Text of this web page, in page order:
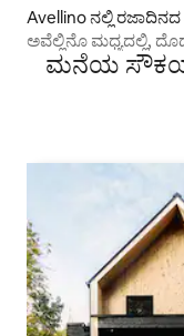
Avellino ನಲ್ಲಿ
ಅವೆಲ್ಲಿನೊ ಮಧ್ಯದಲ್ಲಿ,
ಮನೆಯ